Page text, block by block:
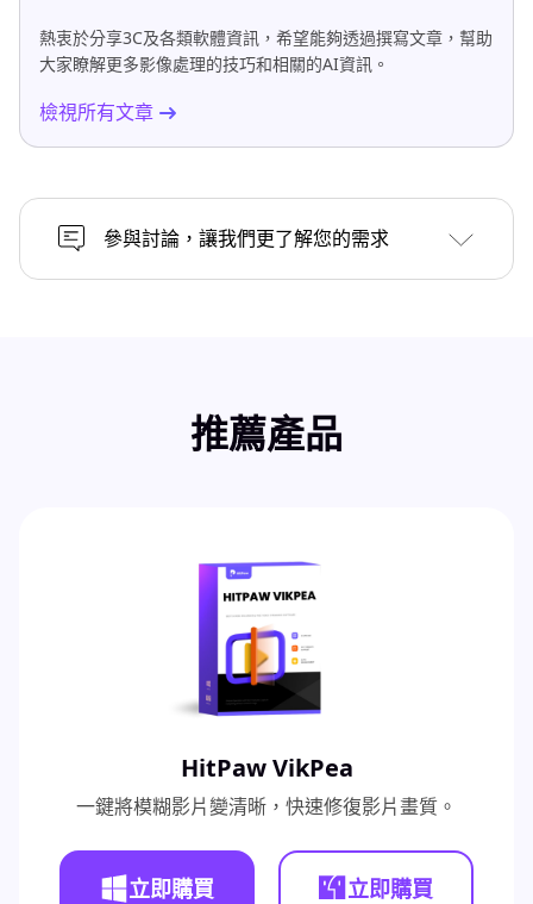
熱衷於分享3C及各類軟體資訊，希望能夠透過撰寫文章，幫助
大家瞭解更多影像處理的技巧和相關的AI資訊。
檢視所有文章
參與討論，讓我們更了解您的需求
推薦產品
HitPaw VikPea
一鍵將模糊影片變清晰，快速修復影片畫質。
立即購買 立即購買